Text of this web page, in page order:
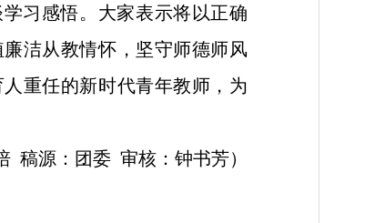
习感悟。大家表示将以正确
洁从教情怀，坚守师德师风
重任的新时代青年教师，为
稿源：团委 审核：钟书芳）